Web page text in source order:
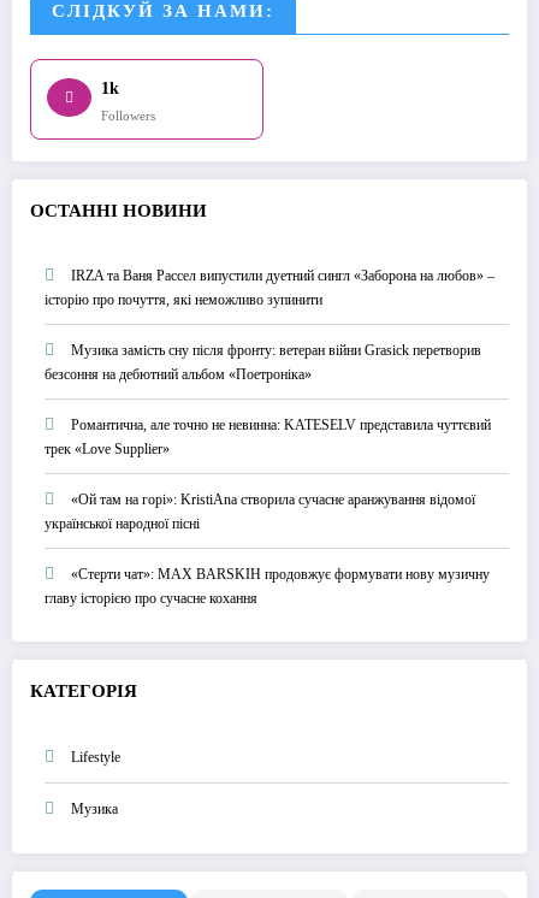
СЛІДКУЙ ЗА НАМИ:
1k
Followers
ОСТАННІ НОВИНИ
IRZA та Ваня Рассел випустили дуетний сингл «Заборона на любов» –
історію про почуття, які неможливо зупинити
Музика замість сну після фронту: ветеран війни Grasick перетворив
безсоння на дебютний альбом «Поетроніка»
Романтична, але точно не невинна: KATESELV представила чуттєвий
трек «Love Supplier»
«Ой там на горі»: KristiAna створила сучасне аранжування відомої
української народної пісні
«Стерти чат»: MAX BARSKIH продовжує формувати нову музичну
главу історією про сучасне кохання
КАТЕГОРІЯ
Lifestyle
Музика